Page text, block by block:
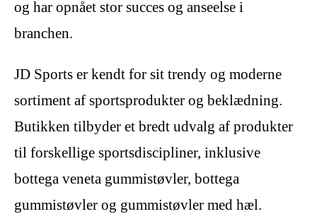
og har opnået stor succes og anseelse i
branchen.
JD Sports er kendt for sit trendy og moderne
sortiment af sportsprodukter og beklædning.
Butikken tilbyder et bredt udvalg af produkter
til forskellige sportsdiscipliner, inklusive
bottega veneta gummistøvler, bottega
gummistøvler og gummistøvler med hæl.